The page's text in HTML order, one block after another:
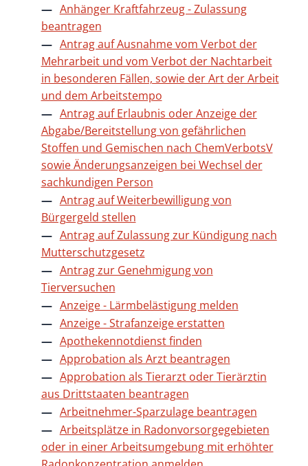
Anhänger Kraftfahrzeug - Zulassung
beantragen
Antrag auf Ausnahme vom Verbot der
Mehrarbeit und vom Verbot der Nachtarbeit
in besonderen Fällen, sowie der Art der Arbeit
und dem Arbeitstempo
Antrag auf Erlaubnis oder Anzeige der
Abgabe/Bereitstellung von gefährlichen
Stoffen und Gemischen nach ChemVerbotsV
sowie Änderungsanzeigen bei Wechsel der
sachkundigen Person
Antrag auf Weiterbewilligung von
Bürgergeld stellen
Antrag auf Zulassung zur Kündigung nach
Mutterschutzgesetz
Antrag zur Genehmigung von
Tierversuchen
Anzeige - Lärmbelästigung melden
Anzeige - Strafanzeige erstatten
Apothekennotdienst finden
Approbation als Arzt beantragen
Approbation als Tierarzt oder Tierärztin
aus Drittstaaten beantragen
Arbeitnehmer-Sparzulage beantragen
Arbeitsplätze in Radonvorsorgegebieten
oder in einer Arbeitsumgebung mit erhöhter